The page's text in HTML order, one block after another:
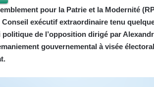
pour la Patrie et la Modernité
Conseil exécutif extraordinaire tenu
politique de l’opposition dirigé par
gouvernemental à visée